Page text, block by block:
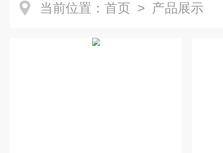
当前位置： 首页 > 产品展示